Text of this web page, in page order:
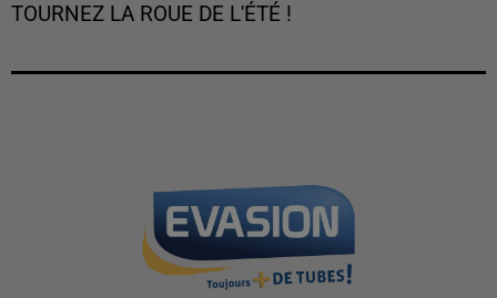
TOURNEZ LA ROUE DE L'ÉTÉ !